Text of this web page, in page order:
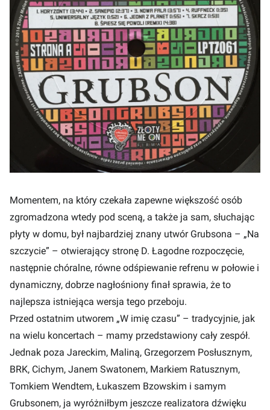
Momentem, na który czekała zapewne większość osób
zgromadzona wtedy pod sceną, a także ja sam, słuchając
płyty w domu, był najbardziej znany utwór Grubsona – „Na
szczycie” – otwierający stronę D. Łagodne rozpoczęcie,
następnie chóralne, równe odśpiewanie refrenu w połowie i
dynamiczny, dobrze nagłośniony finał sprawia, że to
najlepsza istniejąca wersja tego przeboju.
Przed ostatnim utworem „W imię czasu” – tradycyjnie, jak
na wielu koncertach – mamy przedstawiony cały zespół.
Jednak poza Jareckim, Maliną, Grzegorzem Posłusznym,
BRK, Cichym, Janem Swatonem, Markiem Ratusznym,
Tomkiem Wendtem, Łukaszem Bzowskim i samym
Grubsonem, ja wyróżniłbym jeszcze realizatora dźwięku